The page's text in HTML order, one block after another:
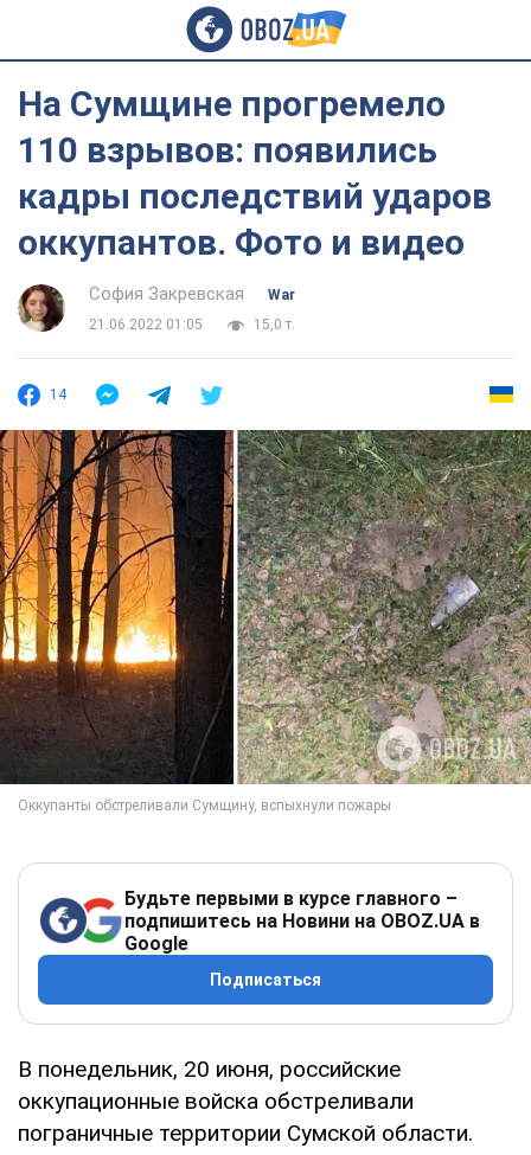
На Сумщине прогремело
110 взрывов: появились
кадры последствий ударов
оккупантов. Фото и видео
София Закревская
War
21.06.2022 01:05
15,0 т.
14
Будьте первыми в курсе главного –
подпишитесь на Новини на OBOZ.UA в
Google
Подписаться
В понедельник, 20 июня, российские
оккупационные войска обстреливали
пограничные территории Сумской области.